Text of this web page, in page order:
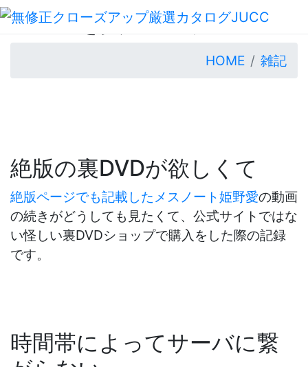
裏DVDを買ってみた
HOME 雑記
絶版の裏DVDが欲しくて
絶版ページでも記載したメスノート姫野愛の動画
の続きがどうしても見たくて、公式サイトではな
い怪しい裏DVDショップで購入をした際の記録
です。
時間帯によってサーバに繋